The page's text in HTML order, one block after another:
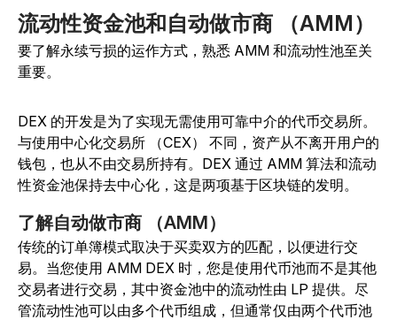
流动性资金池和自动做市商 （AMM）
要了解永续亏损的运作方式，熟悉 AMM 和流动性池至关
重要。
DEX 的开发是为了实现无需使用可靠中介的代币交易所。
与使用中心化交易所 （CEX） 不同，资产从不离开用户的
钱包，也从不由交易所持有。DEX 通过 AMM 算法和流动
性资金池保持去中心化，这是两项基于区块链的发明。
了解自动做市商 （AMM）
传统的订单簿模式取决于买卖双方的匹配，以便进行交
易。当您使用 AMM DEX 时，您是使用代币池而不是其他
交易者进行交易，其中资金池中的流动性由 LP 提供。尽
管流动性池可以由多个代币组成，但通常仅由两个代币池